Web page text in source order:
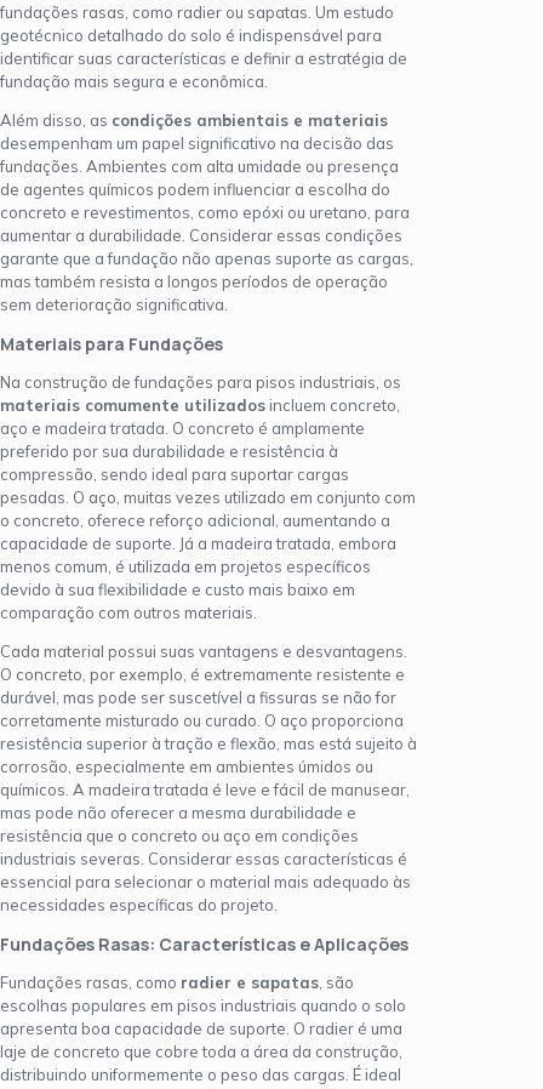
fundações rasas, como radier ou sapatas. Um estudo
geotécnico detalhado do solo é indispensável para
identificar suas características e definir a estratégia de
fundação mais segura e econômica.
Além disso, as condições ambientais e materiais
desempenham um papel significativo na decisão das
fundações. Ambientes com alta umidade ou presença
de agentes químicos podem influenciar a escolha do
concreto e revestimentos, como epóxi ou uretano, para
aumentar a durabilidade. Considerar essas condições
garante que a fundação não apenas suporte as cargas,
mas também resista a longos períodos de operação
sem deterioração significativa.
Materiais para Fundações
Na construção de fundações para pisos industriais, os
materiais comumente utilizados incluem concreto,
aço e madeira tratada. O concreto é amplamente
preferido por sua durabilidade e resistência à
compressão, sendo ideal para suportar cargas
pesadas. O aço, muitas vezes utilizado em conjunto com
o concreto, oferece reforço adicional, aumentando a
capacidade de suporte. Já a madeira tratada, embora
menos comum, é utilizada em projetos específicos
devido à sua flexibilidade e custo mais baixo em
comparação com outros materiais.
Cada material possui suas vantagens e desvantagens.
O concreto, por exemplo, é extremamente resistente e
durável, mas pode ser suscetível a fissuras se não for
corretamente misturado ou curado. O aço proporciona
resistência superior à tração e flexão, mas está sujeito à
corrosão, especialmente em ambientes úmidos ou
químicos. A madeira tratada é leve e fácil de manusear,
mas pode não oferecer a mesma durabilidade e
resistência que o concreto ou aço em condições
industriais severas. Considerar essas características é
essencial para selecionar o material mais adequado às
necessidades específicas do projeto.
Fundações Rasas: Características e Aplicações
Fundações rasas, como radier e sapatas , são
escolhas populares em pisos industriais quando o solo
apresenta boa capacidade de suporte. O radier é uma
laje de concreto que cobre toda a área da construção,
distribuindo uniformemente o peso das cargas. É ideal